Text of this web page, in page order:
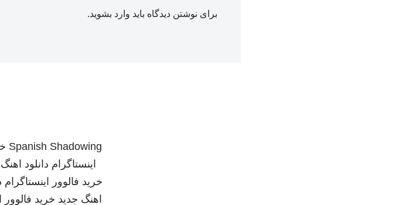
برای نوشتن دیدگاه باید وارد بشوید.
Spanish Shadowing
اینستاگرام دانلود
خرید فالوور اینستاگرام
اهنگ جدید خرید فالوور